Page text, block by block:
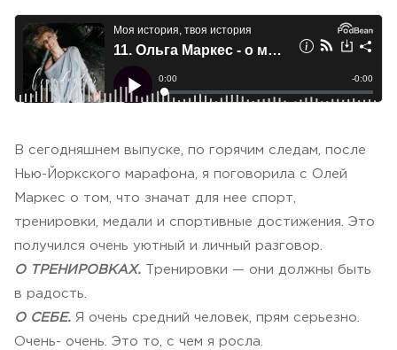
В сегодняшнем выпуске, по горячим следам, после
Нью-Йоркского марафона, я поговорила с Олей
Маркес о том, что значат для нее спорт,
тренировки, медали и спортивные достижения. Это
получился очень уютный и личный разговор.
О ТРЕНИРОВКАХ. Тренировки — они должны быть
в радость.
О СЕБЕ. Я очень средний человек, прям серьезно.
Очень- очень. Это то, с чем я росла.